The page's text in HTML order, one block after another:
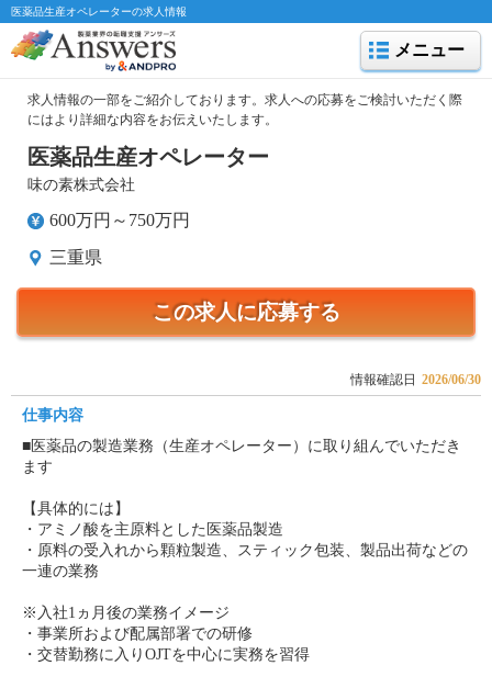
医薬品生産オペレーターの求人情報
メニュー
求人情報の一部をご紹介しております。求人への応募をご検討いただく際
にはより詳細な内容をお伝えいたします。
医薬品生産オペレーター
味の素株式会社
600万円～750万円
三重県
この求人に応募する
情報確認日 2026/06/30
仕事内容
■医薬品の製造業務（生産オペレーター）に取り組んでいただき
ます
【具体的には】
・アミノ酸を主原料とした医薬品製造
・原料の受入れから顆粒製造、スティック包装、製品出荷などの
一連の業務
※入社1ヵ月後の業務イメージ
・事業所および配属部署での研修
・交替勤務に入りOJTを中心に実務を習得